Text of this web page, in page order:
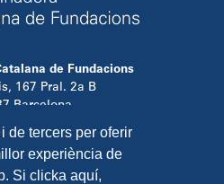
de tercers per oferir
experiència de
Si clicka aquí,
de Fundacions
167 Pral. 2a B
Barcelona
881 480